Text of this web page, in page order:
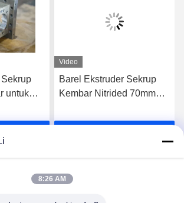
untuk
Terbaik
Video
Barel Ekstruder Sekrup
Kembar Nitrided 70mm
Stabil
8:26 AM